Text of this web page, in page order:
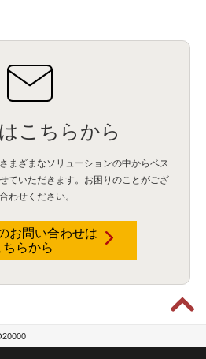
こちらから
まざまなソリューションの中からベス
ていただきます。お困りのことがござ
わせください。
お問い合わせは
ちらから